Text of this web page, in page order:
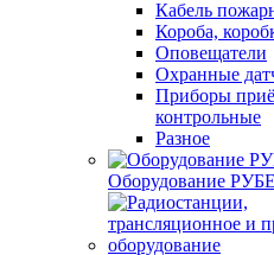
Кабель
Короба,
Оповещатели
Охранные
Приборы
контрольные
Разное
Оборудование